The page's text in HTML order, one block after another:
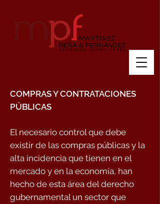
COMPRAS Y CONTRATACIONES
PÚBLICAS
El necesario control que debe
existir de las compras públicas y la
alta incidencia que tienen en el
mercado y en la economía, han
hecho de esta área del derecho
gubernamental un sector que